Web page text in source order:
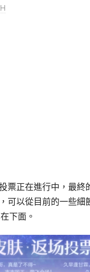
票正在進行中，最
可以從目前的一些
下面。